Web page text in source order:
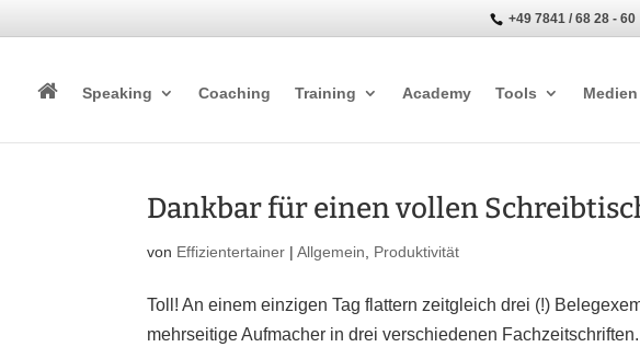
+49 7841 / 68 28 - 60
Speaking Coaching Training Academy Tools Medien
Dankbar für einen vollen
von Effizientertainer |Allgemein Produktivität
Toll! An einem einzigen Tag flattern zeitgleich drei (!)
mehrseitige Aufmacher in drei verschiedenen